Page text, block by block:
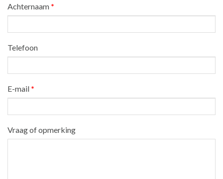
Achternaam *
Telefoon
E-mail *
Vraag of opmerking